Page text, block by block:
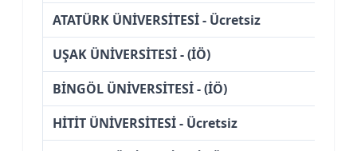
ATATÜRK ÜNİVERSİTESİ - Ücretsiz
UŞAK ÜNİVERSİTESİ - (İÖ)
BİNGÖL ÜNİVERSİTESİ - (İÖ)
HİTİT ÜNİVERSİTESİ - Ücretsiz